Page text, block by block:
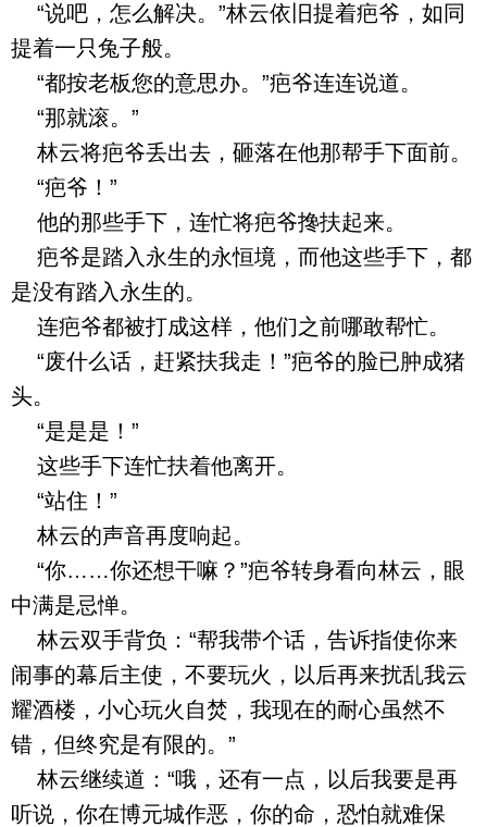
“说吧，怎么解决。”林云依旧提着疤爷，如同
提着一只兔子般。
“都按老板您的意思办。”疤爷连连说道。
“那就滚。”
林云将疤爷丢出去，砸落在他那帮手下面前。
“疤爷！”
他的那些手下，连忙将疤爷搀扶起来。
疤爷是踏入永生的永恒境，而他这些手下，都
是没有踏入永生的。
连疤爷都被打成这样，他们之前哪敢帮忙。
“废什么话，赶紧扶我走！”疤爷的脸已肿成猪
头。
“是是是！”
这些手下连忙扶着他离开。
“站住！”
林云的声音再度响起。
“你……你还想干嘛？”疤爷转身看向林云，眼
中满是忌惮。
林云双手背负：“帮我带个话，告诉指使你来
闹事的幕后主使，不要玩火，以后再来扰乱我云
耀酒楼，小心玩火自焚，我现在的耐心虽然不
错，但终究是有限的。”
林云继续道：“哦，还有一点，以后我要是再
听说，你在博元城作恶，你的命，恐怕就难保